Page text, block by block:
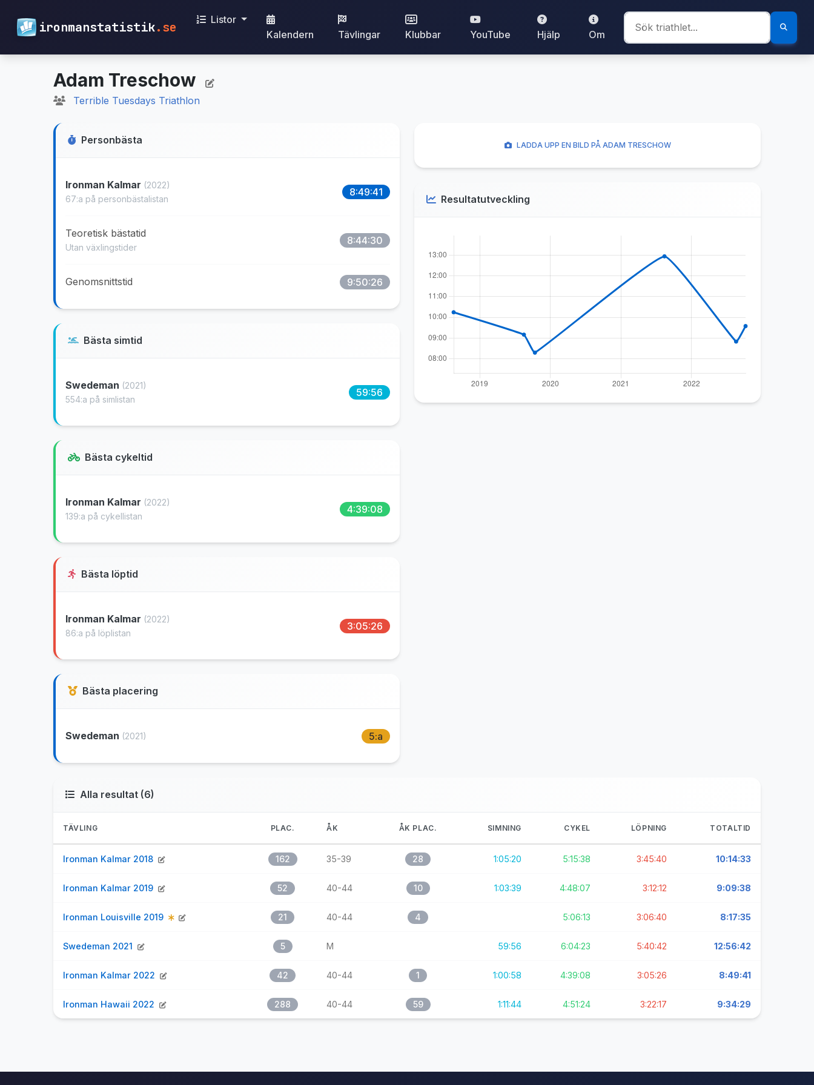
ironmanstatistik.se
Listor
Kalendern
Tävlingar Klubbar YouTube Hjälp Om
Adam Treschow
Terrible Tuesdays Triathlon
Personbästa
Ironman Kalmar (2022)
67:a på personbästalistan
8:49:41
Teoretisk bästatid
Utan växlingstider
8:44:30
Genomsnittstid 9:50:26
Bästa simtid
Swedeman (2021)
554:a på simlistan
59:56
Bästa cykeltid
Ironman Kalmar (2022)
139:a på cykellistan
4:39:08
Bästa löptid
Ironman Kalmar (2022)
86:a på löplistan
3:05:26
Bästa placering
Swedeman (2021) 5:a
LADDA UPP EN BILD PÅ ADAM TRESCHOW
Resultatutveckling
Alla resultat (6)
TÄVLING PLAC. ÅK ÅK PLAC. SIMNING CYKEL LÖPNING TOTALTID
Ironman Kalmar 2018 162 35-39 28 1:05:20 5:15:38 3:45:40 10:14:33
Ironman Kalmar 2019 52 40-44 10 1:03:39 4:48:07 3:12:12 9:09:38
Ironman Louisville 2019 21 40-44 4 5:06:13 3:06:40 8:17:35
Swedeman 2021 5 M 59:56 6:04:23 5:40:42 12:56:42
Ironman Kalmar 2022 42 40-44 1 1:00:58 4:39:08 3:05:26 8:49:41
Ironman Hawaii 2022 288 40-44 59 1:11:44 4:51:24 3:22:17 9:34:29